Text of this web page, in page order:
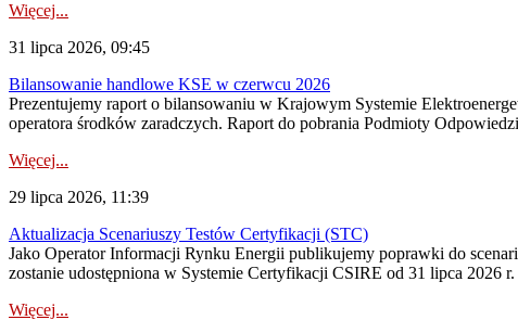
Więcej...
31 lipca 2026, 09:45
Bilansowanie handlowe KSE w czerwcu 2026
Prezentujemy raport o bilansowaniu w Krajowym Systemie
operatora środków zaradczych. Raport do pobrania Podmioty
Więcej...
29 lipca 2026, 11:39
Aktualizacja Scenariuszy Testów Certyfikacji (STC)
Jako Operator Informacji Rynku Energii publikujemy poprawki do
zostanie udostępniona w Systemie Certyfikacji CSIRE od 31 lipca 2026
Więcej...